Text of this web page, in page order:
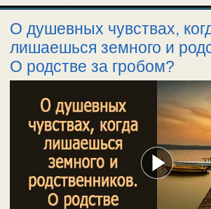
О душевных чувствах,
лишаешься земного и
О родстве за гробом?